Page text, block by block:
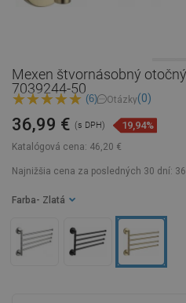
Mexen štvornásobný
7039244-50
(6) Otázky(0)
Katalógová cena: 46,20 €
36,99 € (s DPH) 19,94%
Najnižšia cena za posledných 30 dní:
Farba - Zlatá